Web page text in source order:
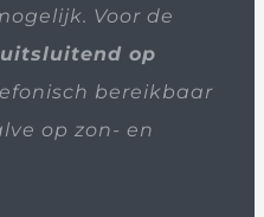
Voor de
uitsluitend op
bereikbaar
op zon- en